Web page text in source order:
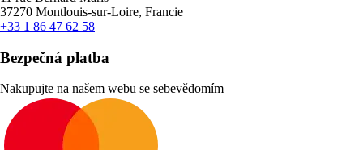
37270 Montlouis-sur-Loire, Francie
+33 1 86 47 62 58
Bezpečná platba
Nakupujte na našem webu se sebevědomím